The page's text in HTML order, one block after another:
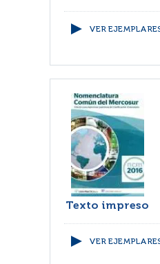
VER
Texto impreso
VER